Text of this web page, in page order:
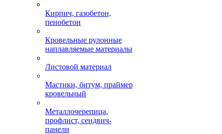
Кирпич, газобетон,
пенобетон
Кровельные рулонные
наплавляемые материалы
Листовой материал
Мастики, битум, праймер
кровельный
Металлочерепица,
профлист, сендвич-
панели